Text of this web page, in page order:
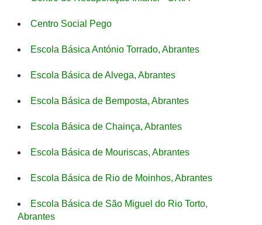
Centro Social Pego
Escola Básica António Torrado, Abrantes
Escola Básica de Alvega, Abrantes
Escola Básica de Bemposta, Abrantes
Escola Básica de Chainça, Abrantes
Escola Básica de Mouriscas, Abrantes
Escola Básica de Rio de Moinhos, Abrantes
Escola Básica de São Miguel do Rio Torto,
Abrantes